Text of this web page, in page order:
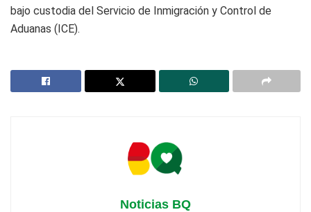
bajo custodia del Servicio de Inmigración y Control de
Aduanas (ICE).
Noticias BQ